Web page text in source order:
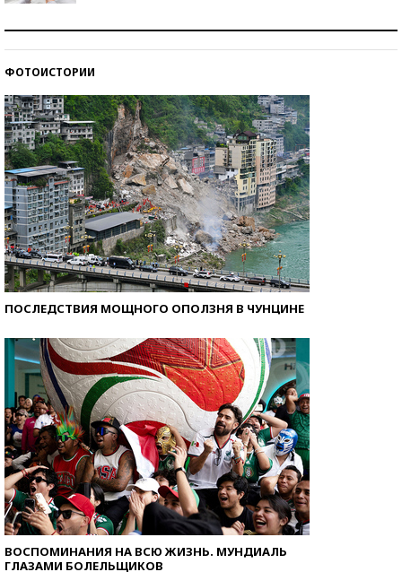
ФОТОИСТОРИИ
ПОСЛЕДСТВИЯ МОЩНОГО ОПОЛЗНЯ В ЧУНЦИНЕ
ВОСПОМИНАНИЯ НА ВСЮ ЖИЗНЬ. МУНДИАЛЬ
ГЛАЗАМИ БОЛЕЛЬЩИКОВ